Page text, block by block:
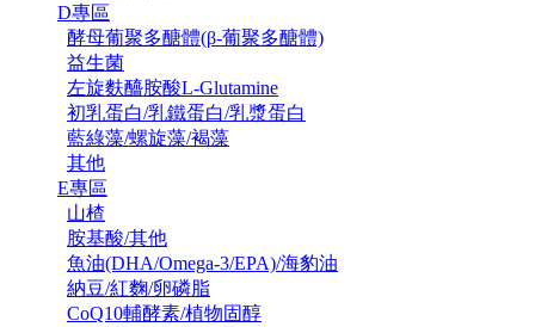
D專區
酵母葡聚多醣體(β-葡聚多醣體)
益生菌
左旋麩醯胺酸L-Glutamine
初乳蛋白/乳鐵蛋白/乳漿蛋白
藍綠藻/螺旋藻/褐藻
其他
E專區
山楂
胺基酸/其他
魚油(DHA/Omega-3/EPA)/海豹油
納豆/紅麴/卵磷脂
CoQ10輔酵素/植物固醇